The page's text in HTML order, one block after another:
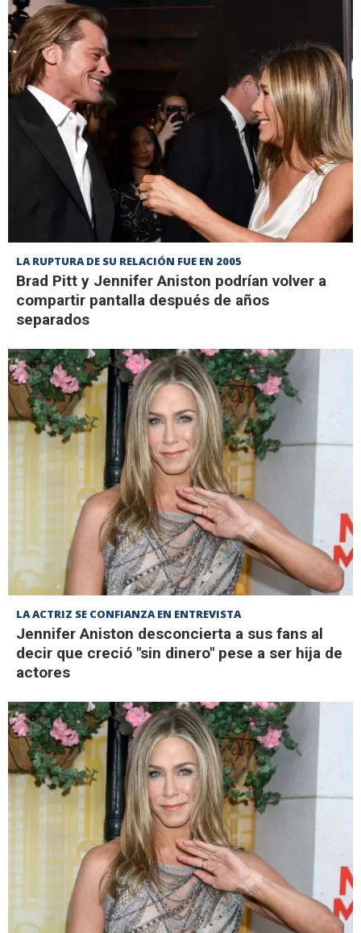
LA RUPTURA DE SU RELACIÓN FUE EN 2005
Brad Pitt y Jennifer Aniston podrían volver a
compartir pantalla después de años
separados
LA ACTRIZ SE CONFIANZA EN ENTREVISTA
Jennifer Aniston desconcierta a sus fans al
decir que creció "sin dinero" pese a ser hija de
actores